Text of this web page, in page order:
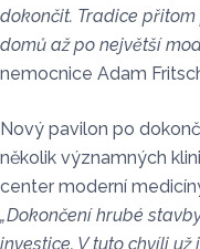
dokončit. Tradice
domů až po největší
nemocnice Adam
Nový pavilon po
několik významných
center moderní
„Dokončení hrubé
investice. V tuto chvíli